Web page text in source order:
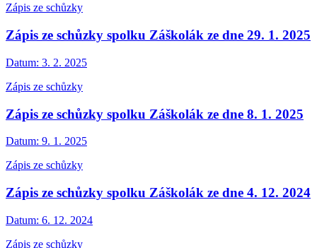
Zápis ze schůzky
Zápis ze schůzky spolku Záškolák ze dne 29. 1. 2025
Datum: 3. 2. 2025
Zápis ze schůzky
Zápis ze schůzky spolku Záškolák ze dne 8. 1. 2025
Datum: 9. 1. 2025
Zápis ze schůzky
Zápis ze schůzky spolku Záškolák ze dne 4. 12. 2024
Datum: 6. 12. 2024
Zápis ze schůzky